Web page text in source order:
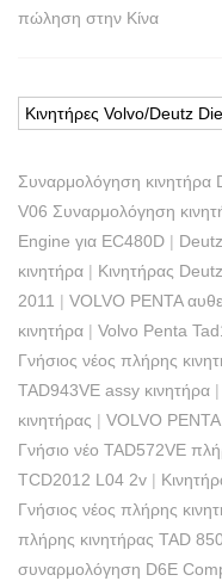
πώληση στην Κίνα
Κινητήρες Volvo/Deutz
Συναρμολόγηση κινητήρα
V06 Συναρμολόγηση
Engine για EC480D |
κινητήρα | Κινητήρας
2011 | VOLVO PENTA
κινητήρα | Volvo Penta
Γνήσιος νέος πλήρης
TAD943VE assy κινητήρα |
κινητήρας | VOLVO
Γνήσιο νέο TAD572VE
TCD2012 L04 2v |
Γνήσιος νέος πλήρης
πλήρης κινητήρας TAD 850
συναρμολόγηση D6E